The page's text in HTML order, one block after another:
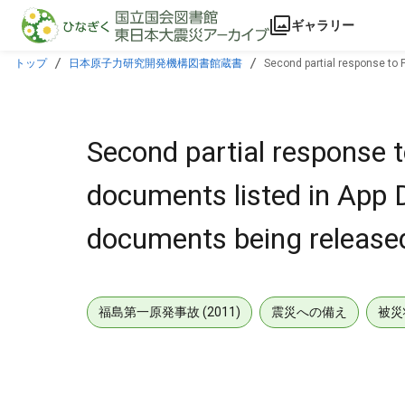
本文に飛ぶ
ギャラリー
トップ 日本原子力研究開発機構図書館蔵書 Second partial response to
Second partial response
documents listed in App
documents being
福島第一原発事故 (2011) 震災への備え 被災